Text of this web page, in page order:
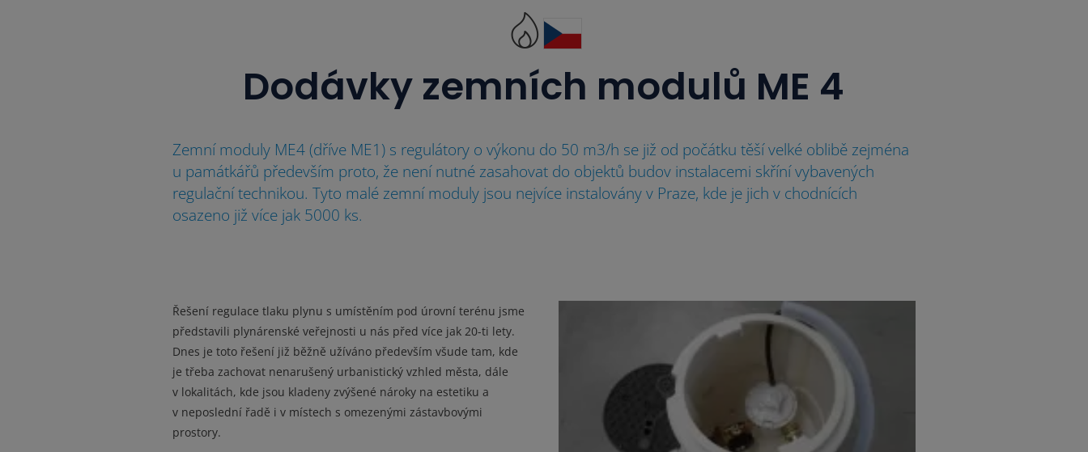
Dodávky zemních modulů ME 4
Zemní moduly ME4 (dříve ME1) s regulátory o výkonu do 50 m3/h se již od počátku těší velké oblibě zejména
u památkářů především proto, že není nutné zasahovat do objektů budov instalacemi skříní vybavených
regulační technikou. Tyto malé zemní moduly jsou nejvíce instalovány v Praze, kde je jich v chodnících
osazeno již více jak 5000 ks.
Řešení regulace tlaku plynu s umístěním pod úrovní terénu jsme
představili plynárenské veřejnosti u nás před více jak 20-ti lety.
Dnes je toto řešení již běžně užíváno především všude tam, kde
je třeba zachovat nenarušený urbanistický vzhled města, dále
v lokalitách, kde jsou kladeny zvýšené nároky na estetiku a
v neposlední řadě i v místech s omezenými zástavbovými
prostory.